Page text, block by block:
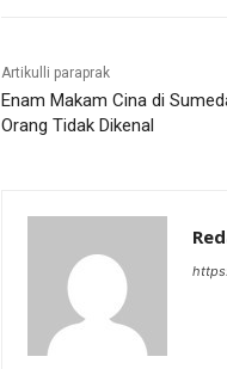
Artikulli paraprak
Enam Makam Cina di
Orang Tidak Dikenal